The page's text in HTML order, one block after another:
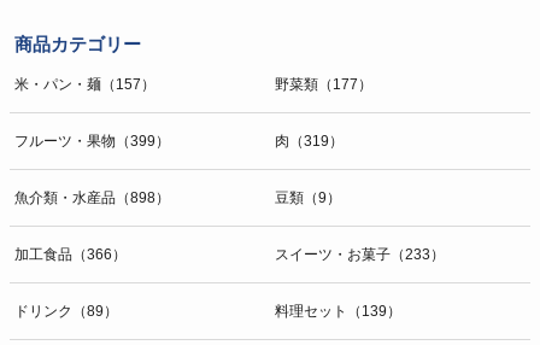
商品カテゴリー
米・パン・麺（157） 野菜類（177）
フルーツ・果物（399） 肉（319）
魚介類・水産品（898） 豆類（9）
加工食品（366） スイーツ・お菓子（233）
ドリンク（89） 料理セット（139）